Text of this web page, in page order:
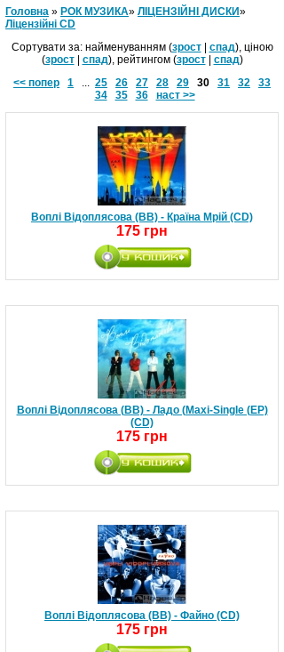
Головна » РОК МУЗИКА» ЛІЦЕНЗІЙНІ ДИСКИ»
Ліцензійні СD
Сортувати за: найменуванням (зрост| спад), ціною
(зрост| спад), рейтингом (зрост| спад)
<< попер
1 ... 25 26 27 28 29 30 31 32
33
34
35 36 наст >>
Воплі Відоплясова (ВВ) - Країна Мрій (CD)
175 грн
Воплі Відоплясова (ВВ) - Ладо (Maxi-Single (EP)
(CD)
175 грн
Воплі Відоплясова (ВВ) - Файно (CD)
175 грн